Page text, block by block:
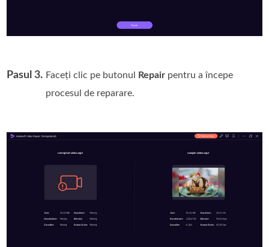
Pasul 3. Faceți clic pe butonul Repair pentru a începe
procesul de reparare.